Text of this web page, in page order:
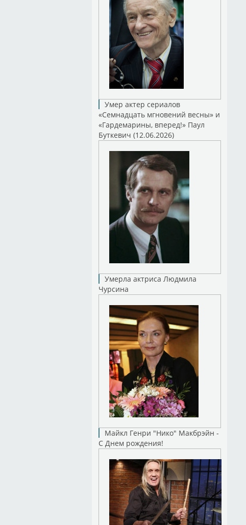
Умер актер сериалов
«Семнадцать мгновений весны» и
«Гардемарины, вперед!» Паул
Буткевич (12.06.2026)
Умерла актриса Людмила
Чурсина
Майкл Генри "Нико" Макбрэйн -
С Днем рождения!